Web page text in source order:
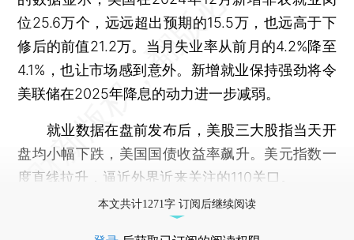
位25.6万个，远远超出预期的15.5万，也远高于下
修后的前值21.2万。当月失业率从前月的4.2%降至
4.1%，也让市场感到意外。新增就业保持强劲将令
美联储在2025年降息的动力进一步减弱。
就业数据在盘前发布后，美股三大股指当天开
盘均小幅下跌，美国国债收益率飙升。美元指数一
度直线拉升，逼近外界近来关注的110关口。
本文共计1271字 订阅后继续阅读